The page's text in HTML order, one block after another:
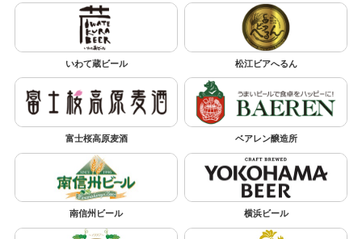
いわて蔵ビール 松江ビアへるん
富士桜高原麦酒 ベアレン醸造所
南信州ビール 横浜ビール